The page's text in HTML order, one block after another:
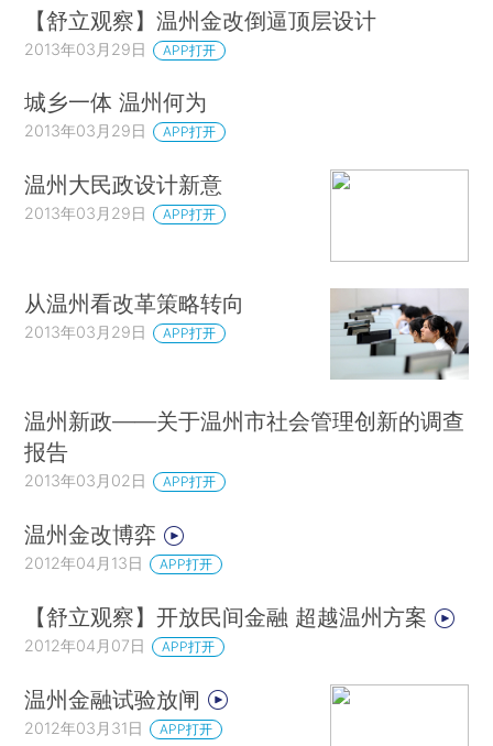
【舒立观察】温州金改倒逼顶层设计
2013年03月29日 APP打开
城乡一体 温州何为
2013年03月29日 APP打开
温州大民政设计新意
2013年03月29日 APP打开
从温州看改革策略转向
2013年03月29日 APP打开
温州新政——关于温州市社会管理创新的调查
报告
2013年03月02日 APP打开
温州金改博弈
2012年04月13日 APP打开
【舒立观察】开放民间金融 超越温州方案
2012年04月07日 APP打开
温州金融试验放闸
2012年03月31日 APP打开